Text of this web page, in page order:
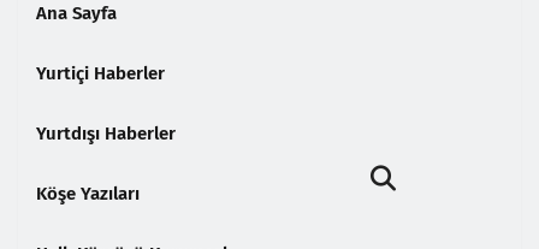
Ana Sayfa
Yurtiçi Haberler
Yurtdışı Haberler
Köşe Yazıları